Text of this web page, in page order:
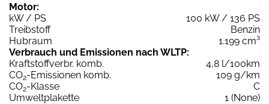
Motor:
kW / PS
100 kW / 136 PS
Treibstoff
Benzin
Hubraum
1.199 cm³
Verbrauch und Emissionen nach WLTP:
Kraftstoffverbr. komb.
4,8 l/100km
CO2-Emissionen komb.
109 g/km
CO2-Klasse
C
Umweltplakette
1 (None)